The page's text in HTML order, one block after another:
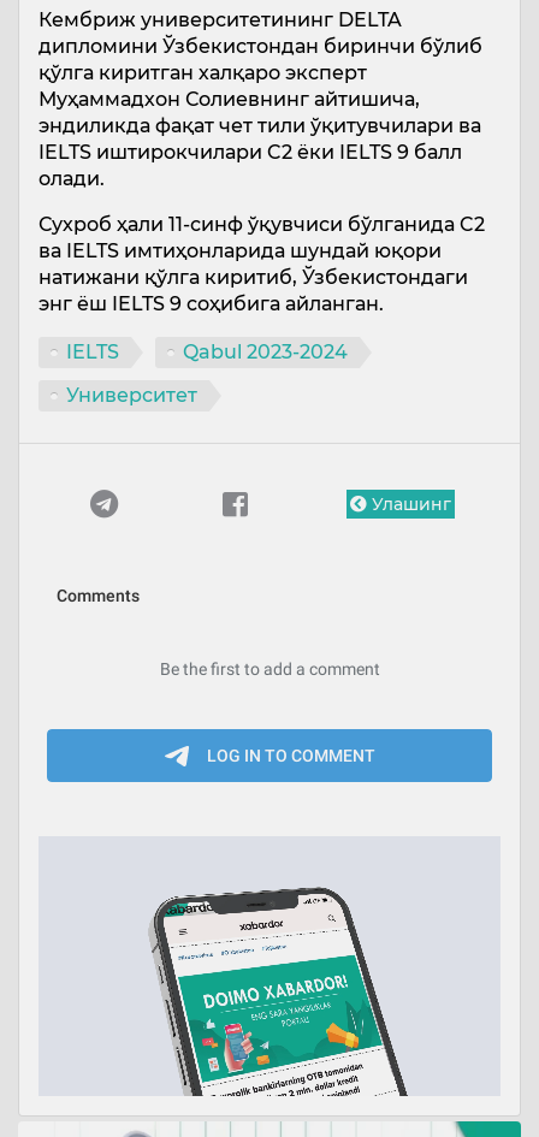
Кембриж университетининг DELTA
дипломини Ўзбекистондан биринчи бўлиб
қўлга киритган халқаро эксперт
Муҳаммадхон Солиевнинг айтишича,
эндиликда фақат чет тили ўқитувчилари ва
IELTS иштирокчилари C2 ёки IELTS 9 балл
олади.
Сухроб ҳали 11-синф ўқувчиси бўлганида C2
ва IELTS имтиҳонларида шундай юқори
натижани қўлга киритиб, Ўзбекистондаги
энг ёш IELTS 9 соҳибига айланган.
IELTS
Qabul 2023-2024
Университет
Улашинг